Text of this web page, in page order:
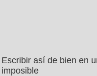
Escribir así de bien en
imposible